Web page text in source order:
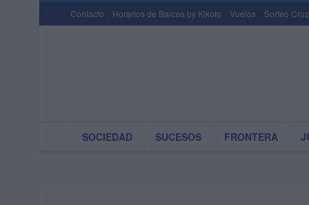
Contacto Horarios de Barcos by Kikoto Vuelos Sorteo
SOCIEDAD SUCESOS FRONTERA